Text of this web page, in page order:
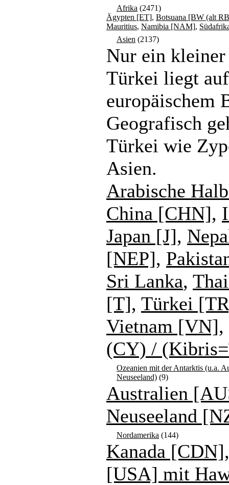
Afrika (2471)
Ägypten [ET], Botsuana [BW (alt
Mauritius, Namibia [NAM],
Asien (2137)
Nur ein
Türkei liegt auf
europäischem
Geografisch
Türkei wie
Asien.
Arabische
China [CHN],
Japan [J],
[NEP],
Sri Lanka,
[T], Türkei
Vietnam [VN],
(CY) /
Ozeanien mit der Antarktis (u.a.
Neuseeland) (9)
Australien
Neuseeland
Nordamerika (144)
Kanada [CDN]
[USA] mit